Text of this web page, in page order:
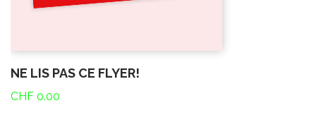
NE LIS PAS CE FLYER!
CHF 0.00